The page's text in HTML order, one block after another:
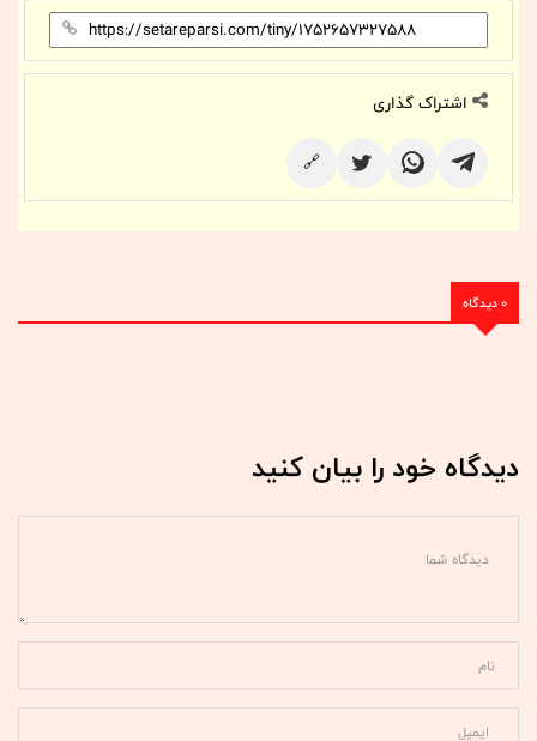
اشتراک گذاری
🔗
0 دیدگاه
دیدگاه خود را بیان کنید